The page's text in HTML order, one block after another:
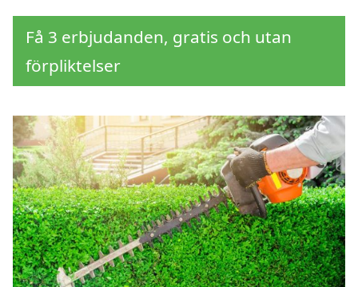
Få 3 erbjudanden, gratis och utan
förpliktelser